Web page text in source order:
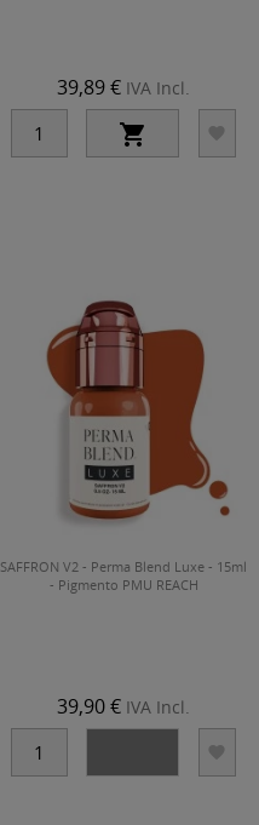
39,89 € IVA Incl.
 
SAFFRON V2 - Perma Blend Luxe - 15ml
- Pigmento PMU REACH
39,90 € IVA Incl.
